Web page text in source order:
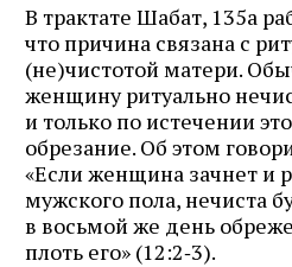
В трактате Шабат, 135а
что причина связана с
(не)чистотой матери.
женщину ритуально
и только по истечении
обрезание. Об этом
«Если женщина зачнет и
мужского пола, нечиста
в восьмой же день
плоть его» (12:2‑3).